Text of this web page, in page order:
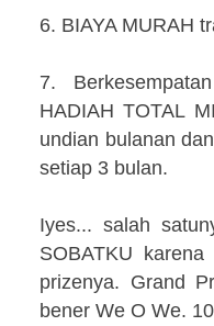
6. BIAYA MURAH
7.
HADIAH TOTAL
undian bulanan
setiap 3 bulan.
Iyes... salah
SOBATKU
prizenya. Grand
bener We O We.